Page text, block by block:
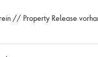
// Property Release